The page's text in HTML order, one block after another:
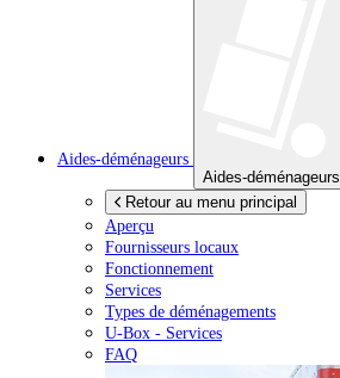
Aides-déménageurs
Aides-déménageurs
Retour au menu principal
Aperçu
Fournisseurs locaux
Fonctionnement
Services
Types de déménagements
U-Box - Services
FAQ